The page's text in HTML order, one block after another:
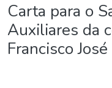
Carta para o
Auxiliares da
Francisco